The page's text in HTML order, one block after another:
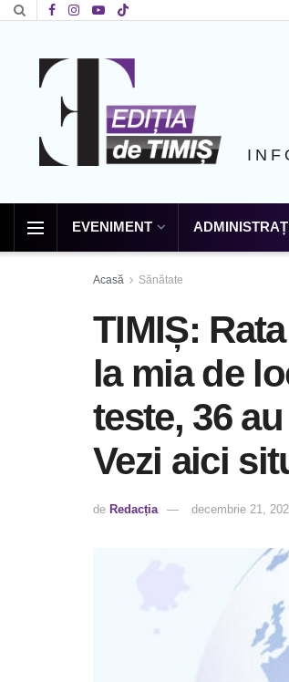
EVENIMENT
Acasă Sănătate
TIMIȘ:
la mia de
teste, 36
Vezi aici
de Redacția decembrie 21,